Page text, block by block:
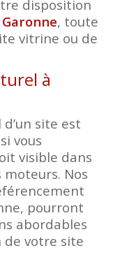
disposition
, toute
vitrine ou de
à
site est
vous
visible dans
Nos
pourront
abordables
de votre site